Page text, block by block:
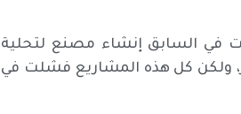
في السابق إنشاء مصنع لتحلية
آخر كلف خزينة الدولة أكثر من 80 مليون دولار، ولكن كل هذه المشاريع فشلت في